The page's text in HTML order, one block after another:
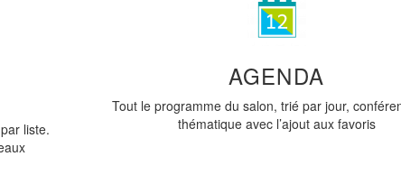
liste.
AGENDA
Tout le programme du salon, trié par jour,
thématique avec l’ajout aux favoris